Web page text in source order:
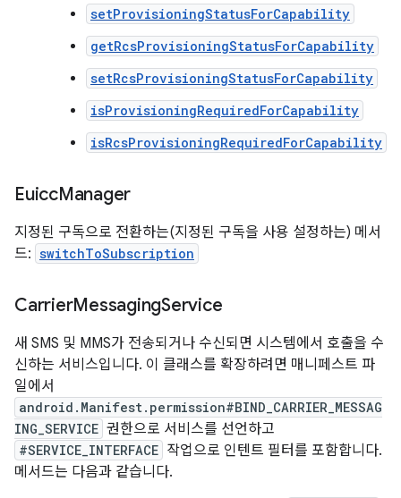
setProvisioningStatusForCapability
getRcsProvisioningStatusForCapability
setRcsProvisioningStatusForCapability
isProvisioningRequiredForCapability
isRcsProvisioningRequiredForCapability
EuiccManager
지정된 구독으로 전환하는(지정된 구독을 사용 설정하는) 메서
드: switchToSubscription
CarrierMessagingService
새 SMS 및 MMS가 전송되거나 수신되면 시스템에서 호출을 수
신하는 서비스입니다. 이 클래스를 확장하려면 매니페스트 파
일에서
android.Manifest.permission#BIND_CARRIER_MESSAG
ING_SERVICE 권한으로 서비스를 선언하고
#SERVICE_INTERFACE 작업으로 인텐트 필터를 포함합니다.
메서드는 다음과 같습니다.